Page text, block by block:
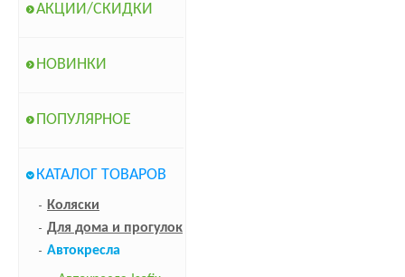
АКЦИИ/СКИДКИ
НОВИНКИ
ПОПУЛЯРНОЕ
КАТАЛОГ ТОВАРОВ
Коляски
Для дома и прогулок
Автокресла